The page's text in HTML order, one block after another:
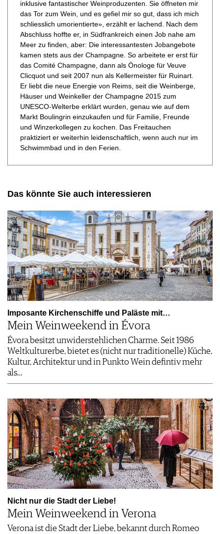
inklusive fantastischer Weinproduzenten. Sie öffneten mir
das Tor zum Wein, und es gefiel mir so gut, dass ich mich
schliesslich umorientierte», erzählt er lachend. Nach dem
Abschluss hoffte er, in Südfrankreich einen Job nahe am
Meer zu finden, aber: Die interessantesten Jobangebote
kamen stets aus der Champagne. So arbeitete er erst für
das Comité Champagne, dann als Önologe für Veuve
Clicquot und seit 2007 nun als Kellermeister für Ruinart.
Er liebt die neue Energie von Reims, seit die Weinberge,
Häuser und Weinkeller der Champagne 2015 zum
UNESCO-Welterbe erklärt wurden, genau wie auf dem
Markt Boulingrin einzukaufen und für Familie, Freunde
und Winzerkollegen zu kochen. Das Freitauchen
praktiziert er weiterhin leidenschaftlich, wenn auch nur im
Schwimmbad und in den Ferien.
Das könnte Sie auch interessieren
Imposante Kirchenschiffe und Paläste mit…
Mein Weinweekend in Évora
Évora besitzt unwiderstehlichen Charme. Seit 1986
Weltkulturerbe, bietet es (nicht nur traditionelle) Küche,
Kultur, Architektur und in Punkto Wein defintiv mehr
als…
Nicht nur die Stadt der Liebe!
Mein Weinweekend in Verona
Verona ist die Stadt der Liebe, bekannt durch Romeo